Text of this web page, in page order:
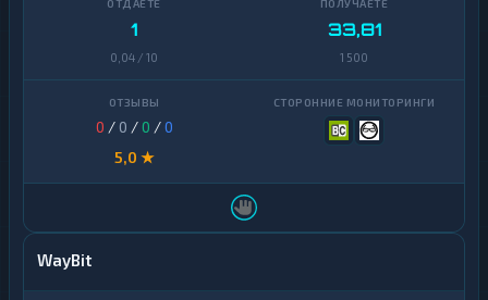
1
0,04 / 10
33,81
1 500
0 / 0 /0 /0
5,0 ★
WayBit